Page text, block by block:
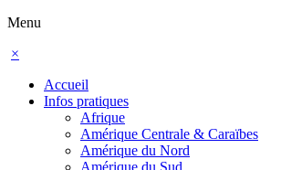
Menu
×
Accueil
Infos pratiques
Afrique
Amérique Centrale & Caraïbes
Amérique du Nord
Amérique du Sud